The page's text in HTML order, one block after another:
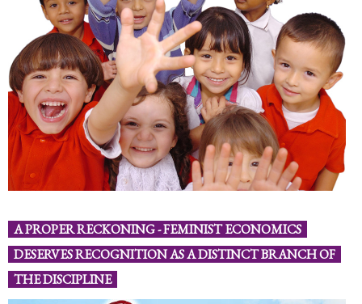
A PROPER RECKONING - FEMINIST ECONOMICS
DESERVES RECOGNITION AS A DISTINCT BRANCH OF
THE DISCIPLINE